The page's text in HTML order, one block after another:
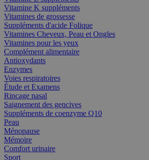
Vitamine K suppléments
Vitamines de grossesse
Suppléments d'acide Folique
Vitamines Cheveux, Peau et Ongles
Vitamines pour les yeux
Complément alimentaire
Antioxydants
Enzymes
Voies respiratoires
Étude et Examens
Rincage nasal
Saignement des gencives
Suppléments de coenzyme Q10
Peau
Ménopause
Mémoire
Comfort urinaire
Sport